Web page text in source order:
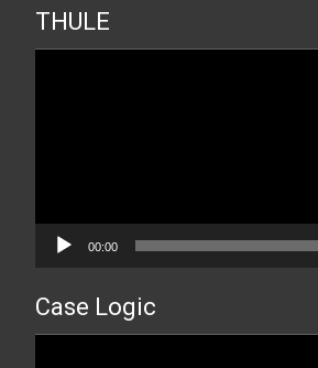
THULE
00:00
Case Logic